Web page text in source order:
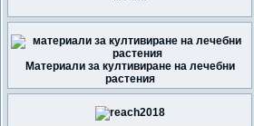
Материали за култивиране на лечебни
растения